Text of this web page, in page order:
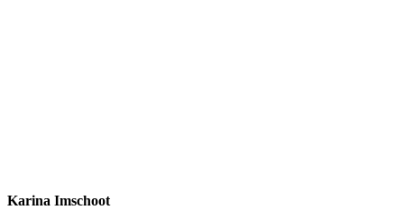
Karina Imschoot